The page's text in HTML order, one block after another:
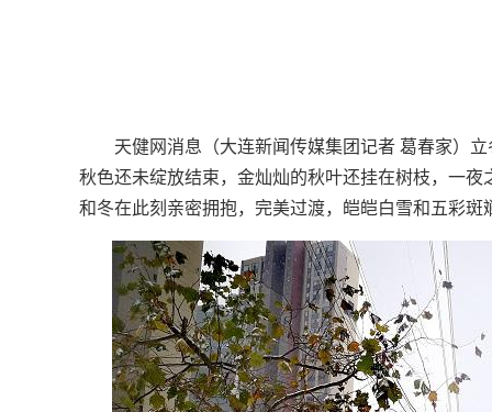
天健网消息（大连新闻传媒集团记者 葛春家）
秋色还未绽放结束，金灿灿的秋叶还挂在树枝，一
和冬在此刻亲密拥抱，完美过渡，皑皑白雪和五彩